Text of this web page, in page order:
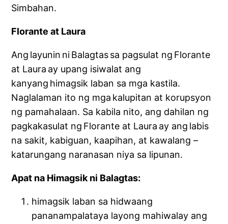
Simbahan.
Florante at Laura
Ang layunin ni Balagtas sa pagsulat ng Florante
at Laura ay upang isiwalat ang
kanyang himagsik laban sa mga kastila.
Naglalaman ito ng mga kalupitan at korupsyon
ng pamahalaan. Sa kabila nito, ang dahilan ng
pagkakasulat ng Florante at Laura ay ang labis
na sakit, kabiguan, kaapihan, at kawalang –
katarungang naranasan niya sa lipunan.
Apat na Himagsik ni Balagtas:
himagsik laban sa hidwaang
pananampalataya layong mahiwalay ang